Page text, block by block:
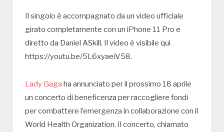
Il singolo è accompagnato da un video ufficiale
girato completamente con un iPhone 11 Pro e
diretto da Daniel ASkill. Il video è visibile qui
https://youtu.be/5L6xyaeiV58.
Lady Gaga ha annunciato per il prossimo 18 aprile
un concerto di beneficenza per raccogliere fondi
per combattere l’emergenza in collaborazione con il
World Health Organization. Il concerto, chiamato